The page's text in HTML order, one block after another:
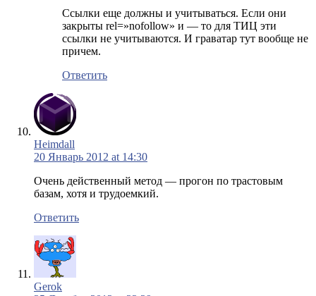
Ссылки еще должны и учитываться. Если они
закрыты rel=»nofollow» и — то для ТИЦ эти
ссылки не учитываются. И граватар тут вообще не
причем.
Ответить
Heimdall
20 Январь 2012 at 14:30
Очень действенный метод — прогон по трастовым
базам, хотя и трудоемкий.
Ответить
Gerok